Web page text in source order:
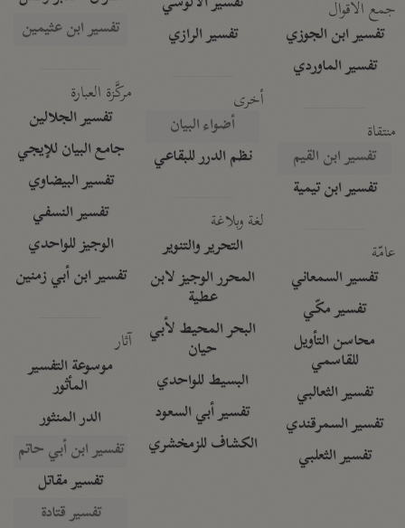
جمع الأقوال
تفسير ابن الجوزي
تفسير الماوردي
منتقاة
تفسير ابن القيم
تفسير ابن تيمية
عامّة
تفسير السمعاني
تفسير مكّي
محاسن التأويل
للقاسمي
تفسير الثعالبي
تفسير السمرقندي
تفسير الثعلبي
تفسير الرازي
أخرى
أضواء البيان
نظم الدرر للبقاعي
لغة وبلاغة
التحرير والتنوير
المحرر الوجيز لابن
عطية
البحر المحيط لأبي
حيان
البسيط للواحدي
تفسير أبي السعود
الكشاف للزمخشري
تفسير ابن عثيمين
مركَّزة العبارة
تفسير الجلالين
جامع البيان للإيجي
تفسير البيضاوي
تفسير النسفي
الوجيز للواحدي
تفسير ابن أبي زمنين
آثار
موسوعة التفسير
المأثور
الدر المنثور
تفسير ابن أبي حاتم
تفسير مقاتل
تفسير قتادة